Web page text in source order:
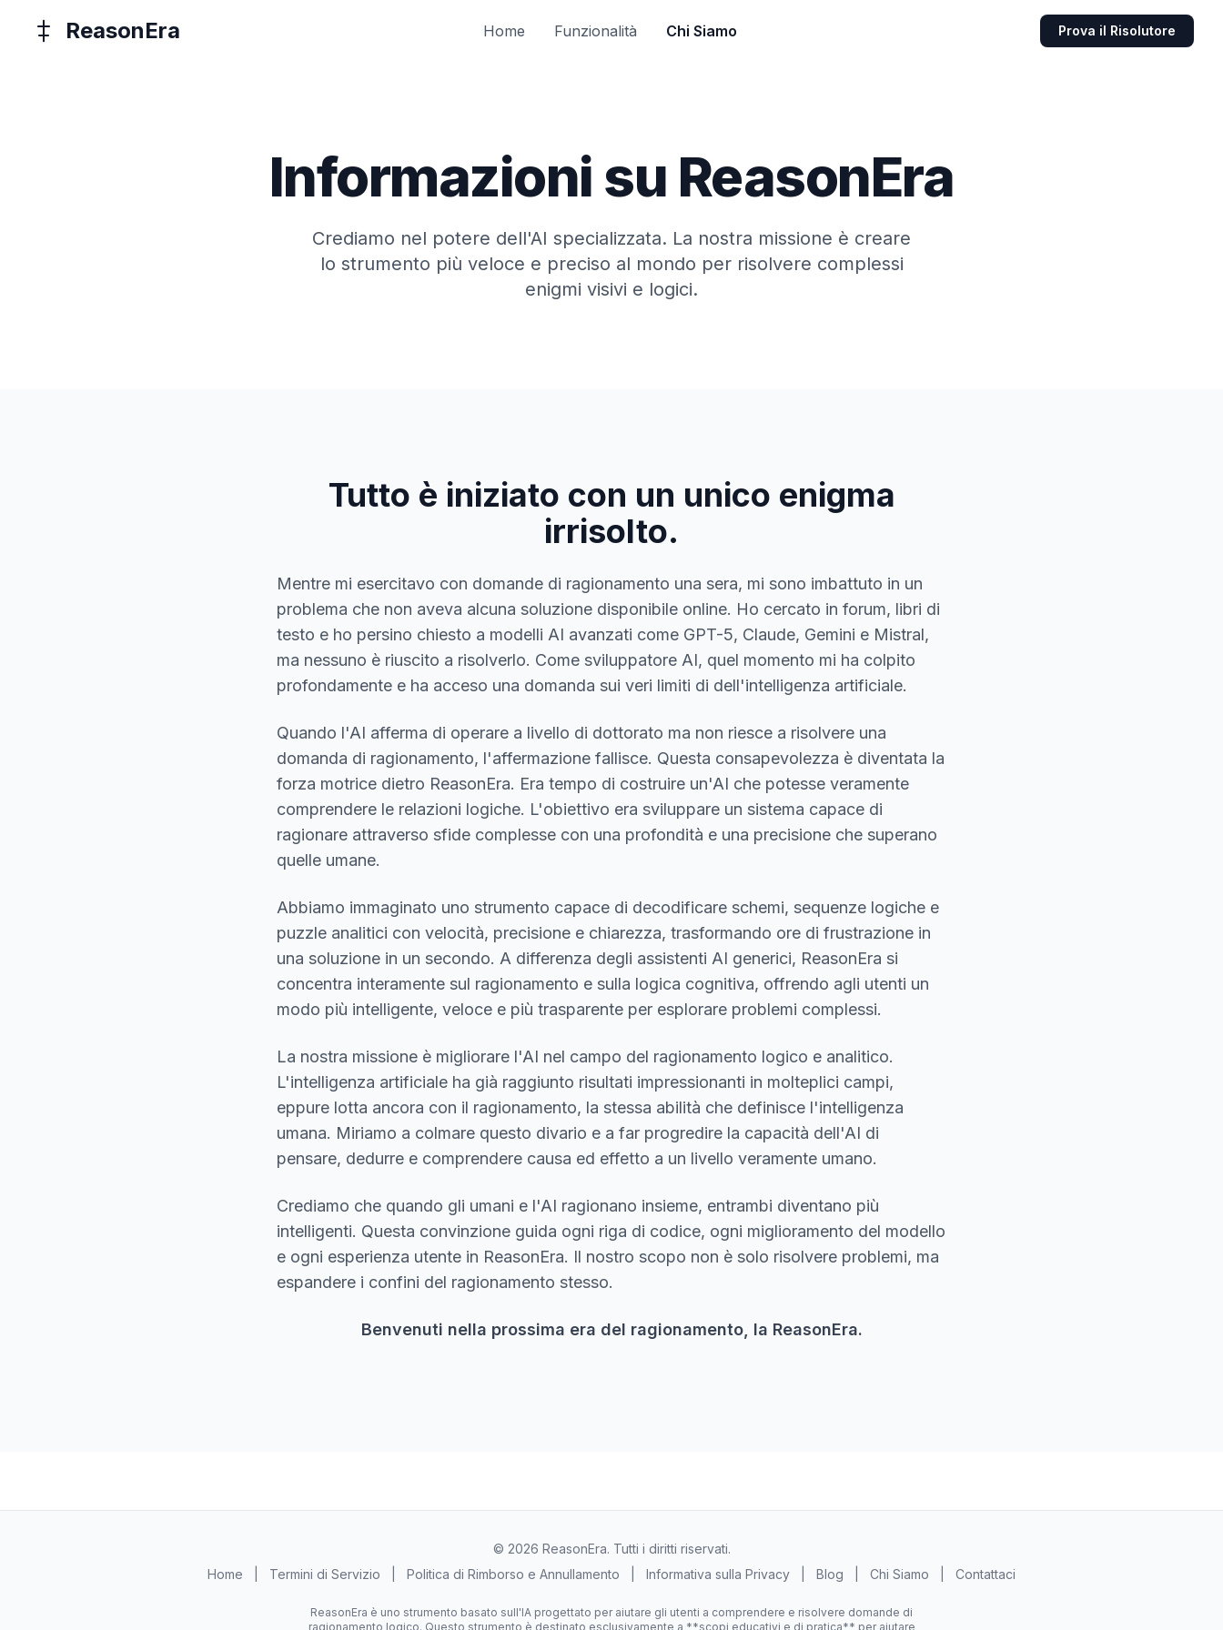
ReasonEra Home Funzionalità Chi Siamo Prova il Risolutore
Informazioni su ReasonEra
Crediamo nel potere dell'AI specializzata. La nostra missione è creare
lo strumento più veloce e preciso al mondo per risolvere complessi
enigmi visivi e logici.
Tutto è iniziato con un unico enigma
irrisolto.
Mentre mi esercitavo con domande di ragionamento una sera, mi sono imbattuto in un
problema che non aveva alcuna soluzione disponibile online. Ho cercato in forum, libri di
testo e ho persino chiesto a modelli AI avanzati come GPT-5, Claude, Gemini e Mistral,
ma nessuno è riuscito a risolverlo. Come sviluppatore AI, quel momento mi ha colpito
profondamente e ha acceso una domanda sui veri limiti di dell'intelligenza artificiale.
Quando l'AI afferma di operare a livello di dottorato ma non riesce a risolvere una
domanda di ragionamento, l'affermazione fallisce. Questa consapevolezza è diventata la
forza motrice dietro ReasonEra. Era tempo di costruire un'AI che potesse veramente
comprendere le relazioni logiche. L'obiettivo era sviluppare un sistema capace di
ragionare attraverso sfide complesse con una profondità e una precisione che superano
quelle umane.
Abbiamo immaginato uno strumento capace di decodificare schemi, sequenze logiche e
puzzle analitici con velocità, precisione e chiarezza, trasformando ore di frustrazione in
una soluzione in un secondo. A differenza degli assistenti AI generici, ReasonEra si
concentra interamente sul ragionamento e sulla logica cognitiva, offrendo agli utenti un
modo più intelligente, veloce e più trasparente per esplorare problemi complessi.
La nostra missione è migliorare l'AI nel campo del ragionamento logico e analitico.
L'intelligenza artificiale ha già raggiunto risultati impressionanti in molteplici campi,
eppure lotta ancora con il ragionamento, la stessa abilità che definisce l'intelligenza
umana. Miriamo a colmare questo divario e a far progredire la capacità dell'AI di
pensare, dedurre e comprendere causa ed effetto a un livello veramente umano.
Crediamo che quando gli umani e l'AI ragionano insieme, entrambi diventano più
intelligenti. Questa convinzione guida ogni riga di codice, ogni miglioramento del modello
e ogni esperienza utente in ReasonEra. Il nostro scopo non è solo risolvere problemi, ma
espandere i confini del ragionamento stesso.
Benvenuti nella prossima era del ragionamento, la ReasonEra.
© 2026 ReasonEra. Tutti i diritti riservati.
Home
Termini di Servizio Politica di Rimborso e Annullamento Informativa sulla Privacy Blog Chi Siamo Contattaci
ReasonEra è uno strumento basato sull'IA progettato per aiutare gli utenti a comprendere e risolvere domande di
ragionamento logico. Questo strumento è destinato esclusivamente a **scopi educativi e di pratica** per aiutare